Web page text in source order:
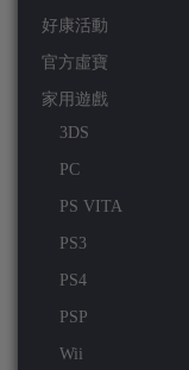
好康活動
官方虛寶
家用遊戲
3DS
PC
PS VITA
PS3
PS4
PSP
Wii